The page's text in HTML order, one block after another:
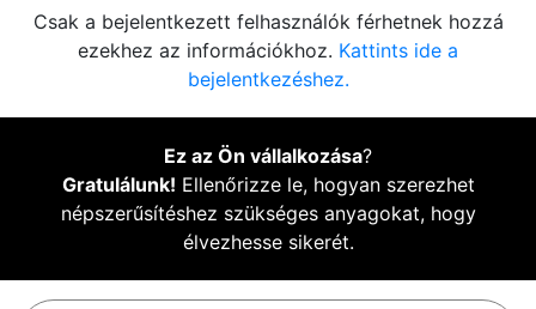
Csak a bejelentkezett felhasználók férhetnek hozzá
ezekhez az információkhoz. Kattints ide a
bejelentkezéshez.
Ez az Ön vállalkozása?
Gratulálunk! Ellenőrizze le, hogyan szerezhet
népszerűsítéshez szükséges anyagokat, hogy
élvezhesse sikerét.